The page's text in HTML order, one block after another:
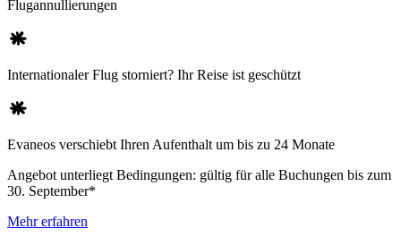
Flugannullierungen
Internationaler Flug storniert? Ihr Reise ist geschützt
Evaneos verschiebt Ihren Aufenthalt um bis zu 24 Monate
Angebot unterliegt Bedingungen: gültig für alle Buchungen bis zum
30. September*
Mehr erfahren